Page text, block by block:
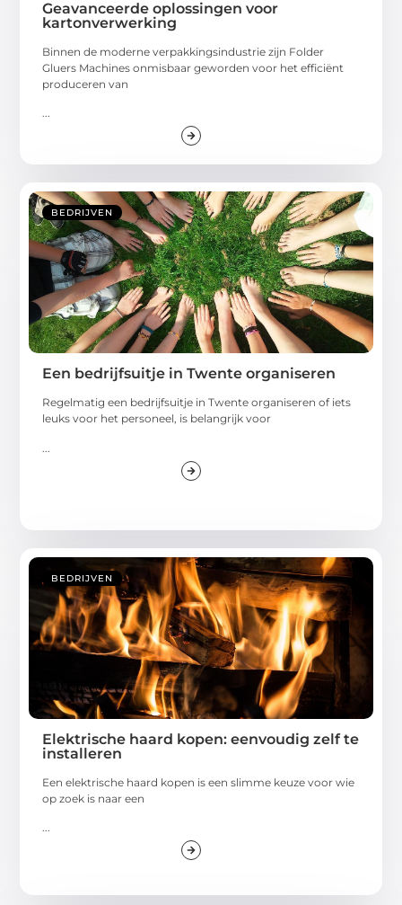
Geavanceerde oplossingen voor
kartonverwerking
Binnen de moderne verpakkingsindustrie zijn Folder
Gluers Machines onmisbaar geworden voor het efficiënt
produceren van
...
BEDRIJVEN
Een bedrijfsuitje in Twente organiseren
Regelmatig een bedrijfsuitje in Twente organiseren of iets
leuks voor het personeel, is belangrijk voor
BEDRIJVEN
Elektrische haard kopen: eenvoudig zelf te
installeren
Een elektrische haard kopen is een slimme keuze voor wie
op zoek is naar een
...